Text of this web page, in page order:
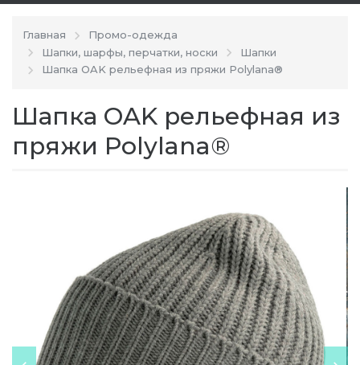
Главная
Промо-одежда
Шапки, шарфы, перчатки, носки
Шапки
Шапка OAK рельефная из пряжи Polylana®
Шапка OAK рельефная из
пряжи Polylana®